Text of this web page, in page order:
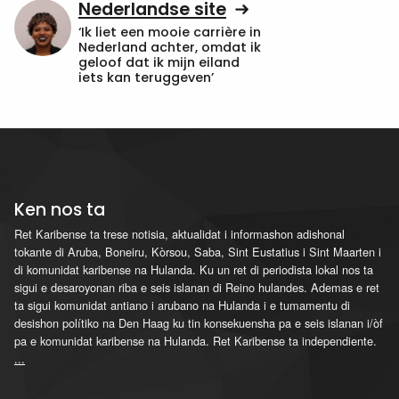
Nederlandse site
‘Ik liet een mooie carrière in
Nederland achter, omdat ik
geloof dat ik mijn eiland
iets kan teruggeven’
Ken nos ta
Ret Karibense ta trese notisia, aktualidat i informashon adishonal
tokante di Aruba, Boneiru, Kòrsou, Saba, Sint Eustatius i Sint Maarten i
di komunidat karibense na Hulanda. Ku un ret di periodista lokal nos ta
sigui e desaroyonan riba e seis islanan di Reino hulandes. Ademas e ret
ta sigui komunidat antiano i arubano na Hulanda i e tumamentu di
desishon polítiko na Den Haag ku tin konsekuensha pa e seis islanan i/òf
pa e komunidat karibense na Hulanda. Ret Karibense ta independiente.
...